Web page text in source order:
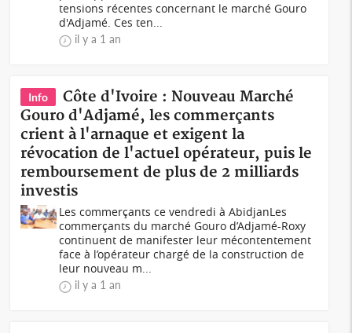
tensions récentes concernant le marché Gouro
d'Adjamé. Ces ten...
il y a 1 an
Info
Côte d'Ivoire : Nouveau Marché
Gouro d'Adjamé, les commerçants
crient à l'arnaque et exigent la
révocation de l'actuel opérateur, puis le
remboursement de plus de 2 milliards
investis
Les commerçants ce vendredi à AbidjanLes
commerçants du marché Gouro d’Adjamé-Roxy
continuent de manifester leur mécontentement
face à l’opérateur chargé de la construction de
leur nouveau m...
il y a 1 an